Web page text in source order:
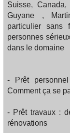
Suisse,
Guyane ,
particulier sans
personnes
dans le domaine
- Prêt
Comment ça se
- Prêt travaux :
rénovations